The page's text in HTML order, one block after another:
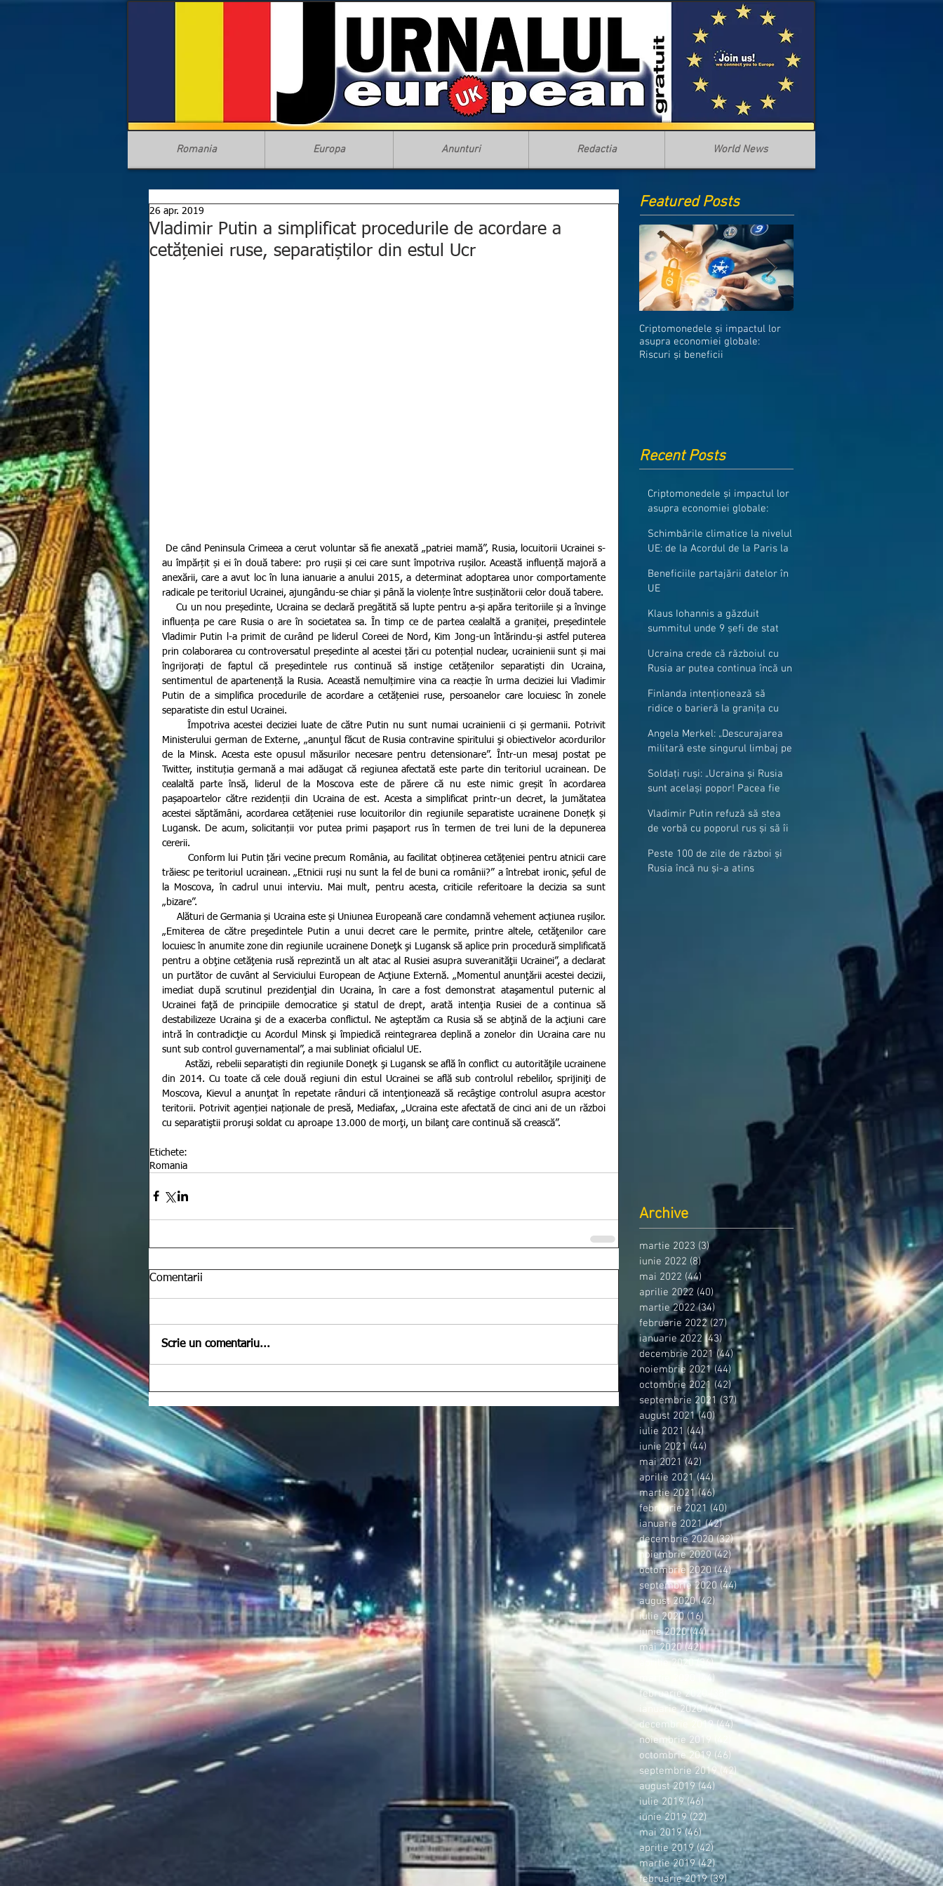
Romania Europa Anunturi Redactia World News
Vladimir Putin a simplificat procedurile de acordare a
cetățeniei ruse, separatiștilor din estul Ucr
26 apr. 2019
au împărțit și ei în două tabere: pro rușii și cei care sunt împotriva rușilor. Această influență majoră a
anexării, care a avut loc în luna ianuarie a anului 2015, a determinat adoptarea unor comportamente
radicale pe teritoriul Ucrainei, ajungându-se chiar și până la violențe între susținătorii celor două tabere.
influența pe care Rusia o are în societatea sa. În timp ce de partea cealaltă a graniței, președintele
Vladimir Putin l-a primit de curând pe liderul Coreei de Nord, Kim Jong-un întărindu-și astfel puterea
prin colaborarea cu controversatul președinte al acestei țări cu potențial nuclear, ucrainienii sunt și mai
îngrijorați de faptul că președintele rus continuă să instige cetățenilor separatiști din Ucraina,
sentimentul de apartenență la Rusia. Această nemulțimire vina ca reacție în urma deciziei lui Vladimir
Putin de a simplifica procedurile de acordare a cetățeniei ruse, persoanelor care locuiesc în zonele
separatiste din estul Ucrainei.
Ministerului german de Externe, „anunţul făcut de Rusia contravine spiritului şi obiectivelor acordurilor
de la Minsk. Acesta este opusul măsurilor necesare pentru detensionare”. Într-un mesaj postat pe
Twitter, instituția germană a mai adăugat că regiunea afectată este parte din teritoriul ucrainean. De
cealaltă parte însă, liderul de la Moscova este de părere că nu este nimic greșit în acordarea
pașapoartelor către rezidenții din Ucraina de est. Acesta a simplificat printr-un decret, la jumătatea
acestei săptămâni, acordarea cetățeniei ruse locuitorilor din regiunile separatiste ucrainene Donețk și
Lugansk. De acum, solicitanții vor putea primi pașaport rus în termen de trei luni de la depunerea
cererii.
trăiesc pe teritoriul ucrainean. „Etnicii ruși nu sunt la fel de buni ca românii?” a întrebat ironic, șeful de
la Moscova, în cadrul unui interviu. Mai mult, pentru acesta, criticile referitoare la decizia sa sunt
„bizare”.
„Emiterea de către preşedintele Putin a unui decret care le permite, printre altele, cetăţenilor care
locuiesc în anumite zone din regiunile ucrainene Doneţk şi Lugansk să aplice prin procedură simplificată
pentru a obţine cetăţenia rusă reprezintă un alt atac al Rusiei asupra suveranităţii Ucrainei”, a declarat
un purtător de cuvânt al Serviciului European de Acţiune Externă. „Momentul anunţării acestei decizii,
imediat după scrutinul prezidenţial din Ucraina, în care a fost demonstrat ataşamentul puternic al
Ucrainei faţă de principiile democratice şi statul de drept, arată intenţia Rusiei de a continua să
destabilizeze Ucraina şi de a exacerba conflictul. Ne aşteptăm ca Rusia să se abţină de la acţiuni care
intră în contradicţie cu Acordul Minsk şi împiedică reintegrarea deplină a zonelor din Ucraina care nu
sunt sub control guvernamental”, a mai subliniat oficialul UE.
        Astăzi, rebelii separatiști din regiunile Doneţk şi Lugansk se află în conflict cu autorităţile ucrainene
din 2014. Cu toate că cele două regiuni din estul Ucrainei se află sub controlul rebelilor, sprijiniţi de
Moscova, Kievul a anunţat în repetate rânduri că intenţionează să recâştige controlul asupra acestor
teritorii. Potrivit agenției naționale de presă, Mediafax, „Ucraina este afectată de cinci ani de un război
cu separatiştii proruşi soldat cu aproape 13.000 de morţi, un bilanţ care continuă să crească”.
Etichete:
Romania
Comentarii
Scrie un comentariu...
Featured Posts
Criptomonedele și impactul lor
asupra economiei globale:
Riscuri și beneficii
Recent Posts
Criptomonedele și impactul lor
asupra economiei globale:
Schimbările climatice la nivelul
UE: de la Acordul de la Paris la
Beneficiile partajării datelor în
UE
Klaus Iohannis a găzduit
summitul unde 9 șefi de stat
granițe
Ucraina crede că războiul cu
Rusia ar putea continua încă un
Finlanda intenționează să
ridice o barieră la granița cu
Angela Merkel: „Descurajarea
militară este singurul limbaj pe
Soldați ruși: „Ucraina și Rusia
sunt același popor! Pacea fie
Vladimir Putin refuză să stea
de vorbă cu poporul rus și să îi
Peste 100 de zile de război și
Rusia încă nu și-a atins
Archive
martie 2023 (3)3 postări
iunie 2022 (8)8 postări
mai 2022 (44) 44 postări
aprilie 2022 (40)40 postări
martie 2022 (34) 34 postări
februarie 2022 (27)27 postări
ianuarie 2022 (43) 43 postări
decembrie 2021 (44)44 postări
noiembrie 2021 (44) 44 postări
octombrie 2021 (42)42 postări
septembrie 2021 (37)37 postări
august 2021 (40)40 postări
iulie 2021 (44)44 postări
iunie 2021 (44) 44 postări
mai 2021 (42) 42 postări
aprilie 2021 (44)44 postări
martie 2021 (46)46 postări
februarie 2021 (40)40 postări
ianuarie 2021 (42)42 postări
decembrie 2020 (32)32 postări
noiembrie 2020 (42) 42 postări
octombrie 2020 (44)44 postări
septembrie 2020 (44)44 postări
august 2020 (42)42 postări
iulie 2020 (16)16 postări
iunie 2020 (44)44 postări
mai 2020 (42)42 postări
aprilie 2020 (36)36 postări
martie 2020
(44) 44 postări
februarie 2020
38 postări
ianuarie 2020 (46)46 postări
decembrie 2019 (44)44 postări
noiembrie 2019
42 postări
octombrie 2019 (46) 46 postări
septembrie 2019 (42)42 postări
august 2019 (44) 44 postări
iulie 2019 (46) 46 postări
iunie 2019 (22) 22 postări
mai 2019 (46)46 postări
aprilie 2019 (42)42 postări
martie 2019 (42)42 postări
februarie 2019 (39)39 postări